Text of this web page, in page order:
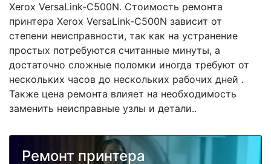
Xerox VersaLink-C500N. Стоимость ремонта
принтера Xerox VersaLink-C500N зависит от
степени неисправности, так как на устранение
простых потребуются считанные минуты, а
достаточно сложные поломки иногда требуют от
нескольких часов до нескольких рабочих дней .
Также цена ремонта влияет на необходимость
заменить неисправные узлы и детали..
Ремонт принтера